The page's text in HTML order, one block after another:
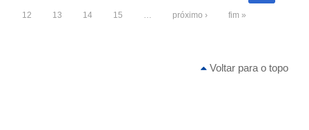
12 13 14 15 … próximo › fim »
Voltar para o topo